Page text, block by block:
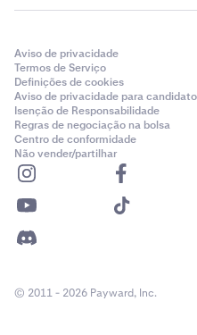
Aviso de privacidade
Termos de Serviço
Definições de cookies
Aviso de privacidade para
Isenção de Responsabilidade
Regras de negociação na bolsa
Centro de conformidade
Não vender/partilhar
© 2011 - 2026 Payward, Inc.